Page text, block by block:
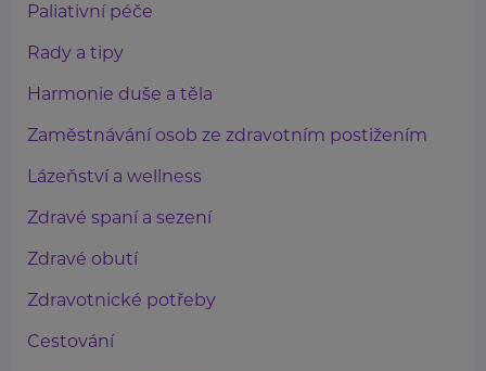
Paliativní péče
Rady a tipy
Harmonie duše a těla
Zaměstnávání osob ze zdravotním postižením
Lázeňství a wellness
Zdravé spaní a sezení
Zdravé obutí
Zdravotnické potřeby
Cestování